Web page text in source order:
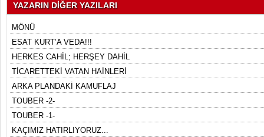
YAZARIN DİĞER YAZILARI
MÖNÜ
ESAT KURT’A VEDA!!!
HERKES CAHİL; HERŞEY DAHİL
TİCARETTEKİ VATAN HAİNLERİ
ARKA PLANDAKİ KAMUFLAJ
TOUBER -2-
TOUBER -1-
KAÇIMIZ HATIRLIYORUZ...